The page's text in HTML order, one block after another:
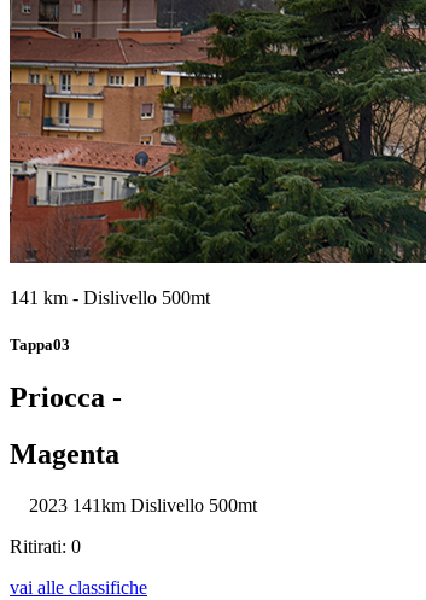
141 km - Dislivello 500mt
Tappa03
Priocca -
Magenta
2023 141km Dislivello 500mt
Ritirati: 0
vai alle classifiche